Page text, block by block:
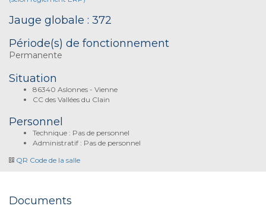
Jauge globale : 372
Période(s) de fonctionnement
Permanente
Situation
86340 Aslonnes - Vienne
CC des Vallées du Clain
Personnel
Technique : Pas de personnel
Administratif : Pas de personnel
QR Code de la salle
Documents